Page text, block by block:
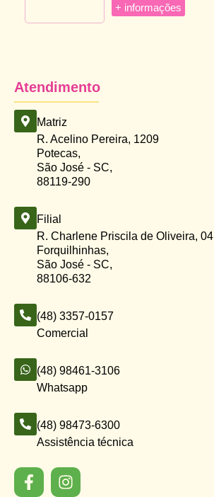
+ informações
Atendimento
Matriz
R. Acelino Pereira, 1209
Potecas,
São José - SC,
88119-290
Filial
R. Charlene Priscila de Oliveira, 04
Forquilhinhas,
São José - SC,
88106-632
(48) 3357-0157
Comercial
(48) 98461-3106
Whatsapp
(48) 98473-6300
Assistência técnica